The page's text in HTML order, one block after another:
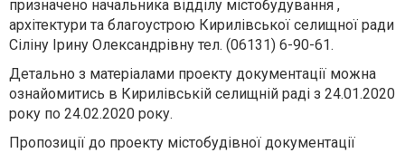
призначено начальника відділу містобудування ,
архітектури та благоустрою Кирилівської селищної ради
Сіліну Ірину Олександрівну тел. (06131) 6-90-61.
Детально з матеріалами проекту документації можна
ознайомитись в Кирилівській селищній раді з 24.01.2020
року по 24.02.2020 року.
Пропозиції до проекту містобудівної документації